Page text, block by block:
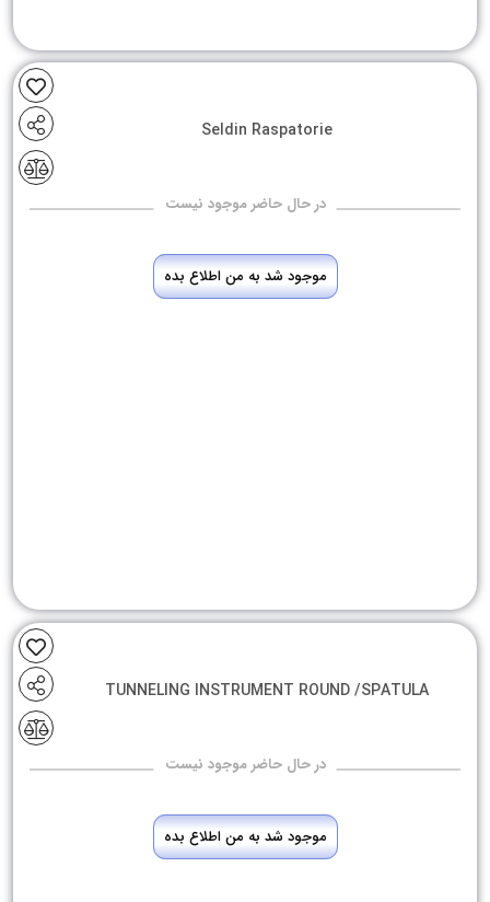
Seldin Raspatorie
در حال حاضر موجود نیست
موجود شد به من اطلاع بده
TUNNELING INSTRUMENT ROUND /SPATULA
در حال حاضر موجود نیست
موجود شد به من اطلاع بده